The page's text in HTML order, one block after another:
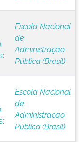
Escola Nacional
de
Administração
Pública (Brasil)
Escola Nacional
de
Administração
Pública (Brasil)